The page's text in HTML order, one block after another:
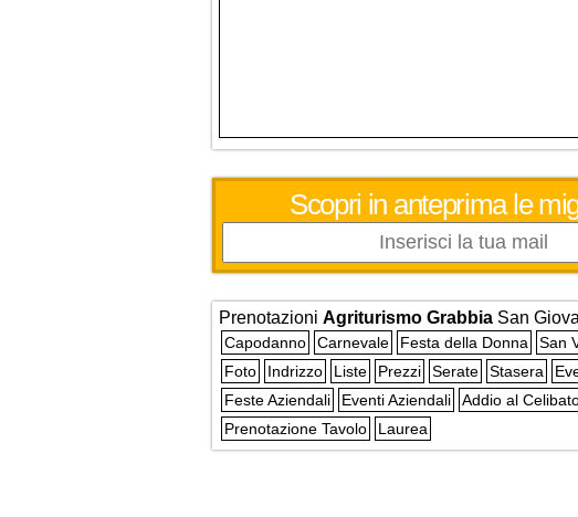
Scopri in anteprima le
Prenotazioni Agriturismo Grabbia San
Capodanno Carnevale Festa della Donna San
Foto
Indrizzo Liste Prezzi Serate Stasera
Feste Aziendali
Eventi Aziendali Addio al
Prenotazione Tavolo
Laurea